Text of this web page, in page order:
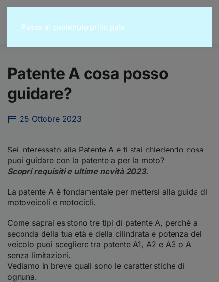
Passa al contenuto principale
Patente A cosa posso
guidare?
25 Ottobre 2023
Sei interessato alla Patente A e ti stai chiedendo cosa
puoi guidare con la patente a per la moto?
Scopri requisiti e ultime novità 2023.
La patente A è fondamentale per mettersi alla guida di
motoveicoli e motocicli.
Come saprai esistono tre tipi di patente A, perché a
seconda della tua età e della cilindrata e potenza del
veicolo puoi scegliere tra patente A1, A2 e A3 o A
senza limitazioni.
Vediamo in breve quali sono le caratteristiche di
ognuna.